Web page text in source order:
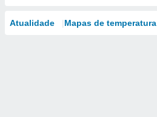
Atualidade Mapas de temperatura